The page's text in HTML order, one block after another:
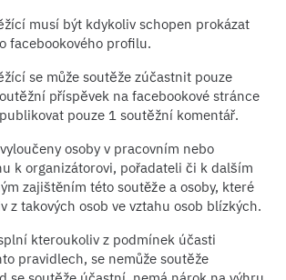
musí být kdykoliv schopen prokázat
facebookového profilu.
se může soutěže zúčastnit pouze
příspěvek na facebookové stránce
pouze 1 soutěžní komentář.
osoby v pracovním nebo
k organizátorovi, pořadateli či k dalším
zajištěním této soutěže a osoby, které
z takových osob ve vztahu osob blízkých.
kteroukoliv z podmínek účasti
pravidlech, se nemůže soutěže